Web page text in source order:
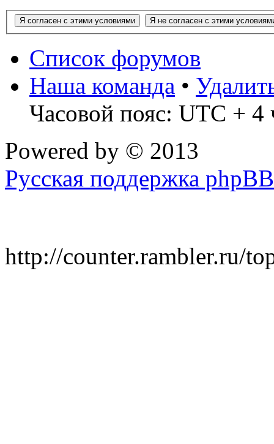
Список форумов
Наша команда •
Часовой пояс: UTC + 4
Powered by © 2013
Русская поддержка phpBB
http://counter.rambler.ru/